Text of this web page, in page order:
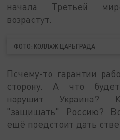
начала Третьей
возрастут.
ФОТО: КОЛЛАЖ ЦАРЬГРАДА
Почему-то гарантии
сторону. А что
нарушит
"защищать" Россию?
ещё предстоит дать